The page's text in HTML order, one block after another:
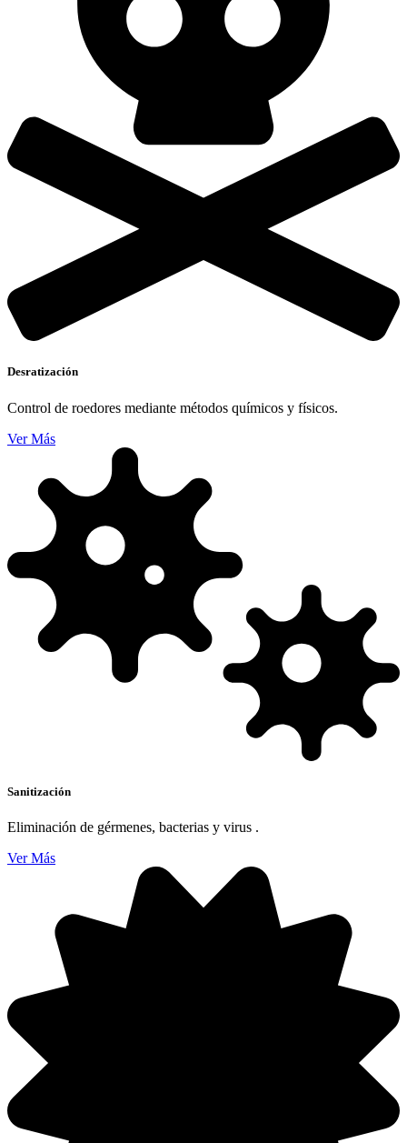
Desratización
Control de roedores mediante métodos químicos y físicos.
Ver Más
Sanitización
Eliminación de gérmenes, bacterias y virus .
Ver Más